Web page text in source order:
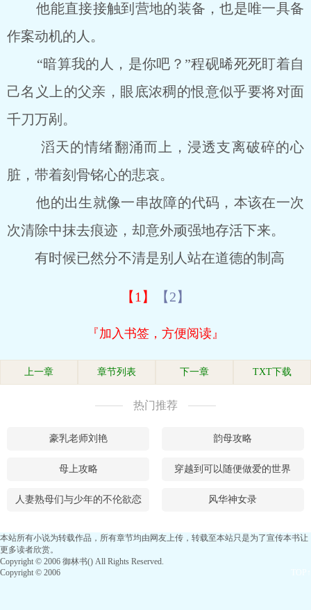
他能直接接触到营地的装备，也是唯一具备
作案动机的人。
“暗算我的人，是你吧？”程砚晞死死盯着自
己名义上的父亲，眼底浓稠的恨意似乎要将对面
千刀万剐。
滔天的情绪翻涌而上，浸透支离破碎的心
脏，带着刻骨铭心的悲哀。
他的出生就像一串故障的代码，本该在一次
次清除中抹去痕迹，却意外顽强地存活下来。
有时候已然分不清是别人站在道德的制高
【1】 【2】
『加入书签，方便阅读』
上一章 章节列表 下一章 TXT下载
热门推荐
豪乳老师刘艳 韵母攻略
母上攻略 穿越到可以随便做爱的世界
人妻熟母们与少年的不伦欲恋 风华神女录
本站所有小说为转载作品，所有章节均由网友上传，转载至本站只是为了宣传本书让
更多读者欣赏。
Copyright © 2006 御林书() All Rights Reserved.
Copyright © 2006